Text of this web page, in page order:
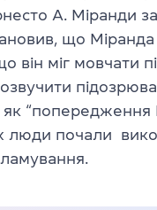
А. Міранди
що Міранда
він міг мовчати
як “попередження
люди почали